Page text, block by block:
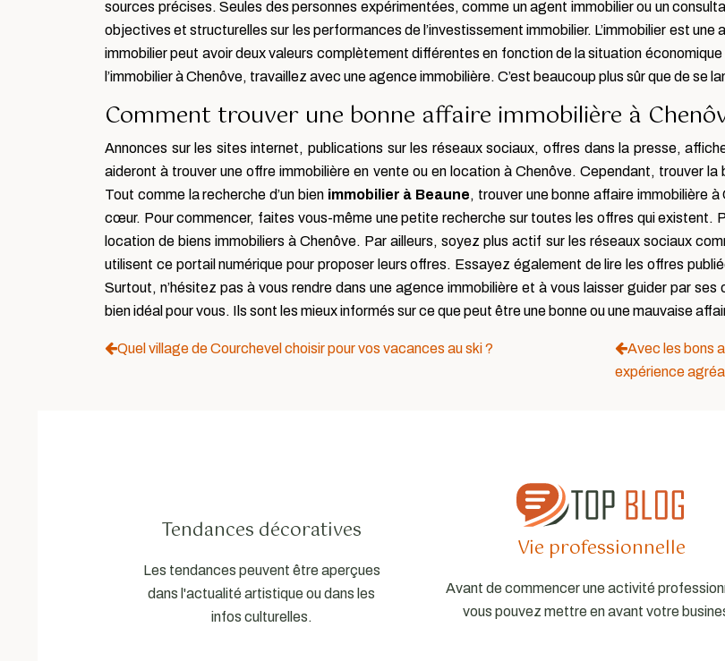
sources précises. Seules des personnes expérimentées, comme un agent immobilier ou un
objectives et structurelles sur les performances de l’investissement immobilier. L’immobilier est une
immobilier peut avoir deux valeurs complètement différentes en fonction de la situation
l’immobilier à Chenôve, travaillez avec une agence immobilière. C’est beaucoup plus sûr que de se
Comment trouver une bonne affaire immobilière à
Annonces sur les sites internet, publications sur les réseaux sociaux, offres dans la presse,
aideront à trouver une offre immobilière en vente ou en location à Chenôve. Cependant, trouver
Tout comme la recherche d’un bienimmobilier à Beaune, trouver une bonne affaire immobilière
cœur. Pour commencer, faites vous-même une petite recherche sur toutes les offres qui existent.
location de biens immobiliers à Chenôve. Par ailleurs, soyez plus actif sur les réseaux sociaux
utilisent ce portail numérique pour proposer leurs offres. Essayez également de lire les offres
Surtout, n’hésitez pas à vous rendre dans une agence immobilière et à vous laisser guider par
bien idéal pour vous. Ils sont les mieux informés sur ce que peut être une bonne ou une mauvaise
Quel village de Courchevel choisir pour vos vacances au ski ?
Avec les bons
expérience
Tendances décoratives
Les tendances peuvent être aperçues
dans l'actualité artistique ou dans les
infos culturelles.
Vie professionnelle
Avant de commencer une activité
vous pouvez mettre en avant votre